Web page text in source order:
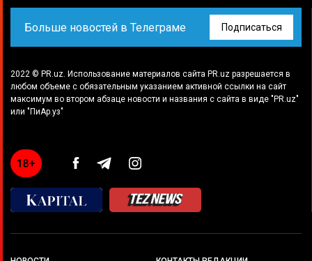
Больше новостей в Телеграме Подписаться
2022 © PR.uz. Использование материалов сайта PR.uz разрешается в
любом объеме с обязательным указанием активной ссылки на сайт
максимум во втором абзаце новости и названия с сайта в виде "PR.uz"
или "ПиАр.уз"